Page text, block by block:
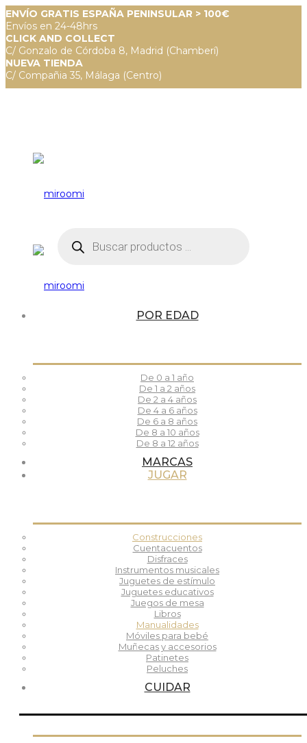
ENVÍO GRATIS ESPAÑA PENINSULAR > 100€
Envíos en 24-48hrs
CLICK AND COLLECT
C/ Gonzalo de Córdoba 8, Madrid (Chamberí)
NUEVA TIENDA
C/ Compañia 35, Málaga (Centro)
productos
POR EDAD
De 0 a 1 año
De 1 a 2 años
De 2 a 4 años
De 4 a 6 años
De 6 a 8 años
De 8 a 10 años
De 8 a 12 años
MARCAS
JUGAR
Construcciones
Cuentacuentos
Disfraces
Instrumentos musicales
Juguetes de estímulo
Juguetes educativos
Juegos de mesa
Libros
Manualidades
Móviles para bebé
Muñecas y accesorios
Patinetes
Peluches
CUIDAR